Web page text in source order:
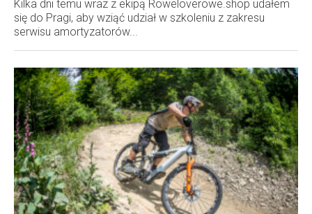
Kilka dni temu wraz z ekipą Roweloverowe.shop udałem
się do Pragi, aby wziąć udział w szkoleniu z zakresu
serwisu amortyzatorów...